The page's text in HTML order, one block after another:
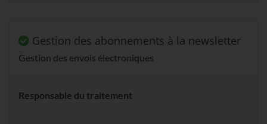
Gestion des abonnements à la newsletter
Gestion des envois électroniques
Responsable du traitement